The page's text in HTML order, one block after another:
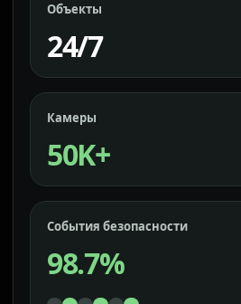
Объекты
24/7
Камеры
50K+
События безопасности
98.7%